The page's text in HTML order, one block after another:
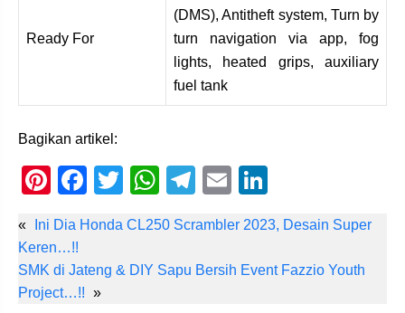
Ready For
(DMS), Antitheft system, Turn by
turn navigation via app, fog
lights, heated grips, auxiliary
fuel tank
Bagikan artikel:
Pi
er
e
st
F
c
e
b
T
tt
er
W
at
s
T
e
gr
E
ail k
e
«
Ini Dia Honda CL250 Scrambler 2023, Desain Super
Keren…!!
SMK di Jateng & DIY Sapu Bersih Event Fazzio Youth
Project…!! »